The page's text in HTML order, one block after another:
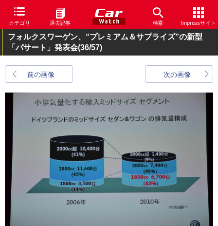
カテゴリ 過去記事 検索 Impressサイト
フォルクスワーゲン、“プレミアム＆サプライズ”の新型
「パサート」発表会(36/57)
前の画像 次の画像